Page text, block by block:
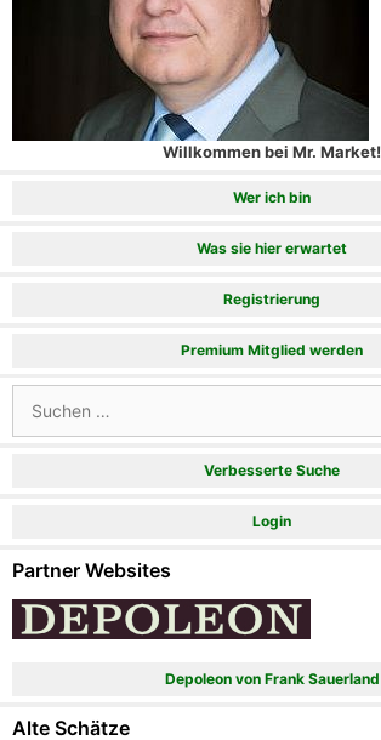
Willkommen bei Mr. Market!
Wer ich bin
Was sie hier erwartet
Registrierung
Premium Mitglied werden
nach:
Verbesserte Suche
Login
Partner Websites
Depoleon von Frank Sauerland
Alte Schätze